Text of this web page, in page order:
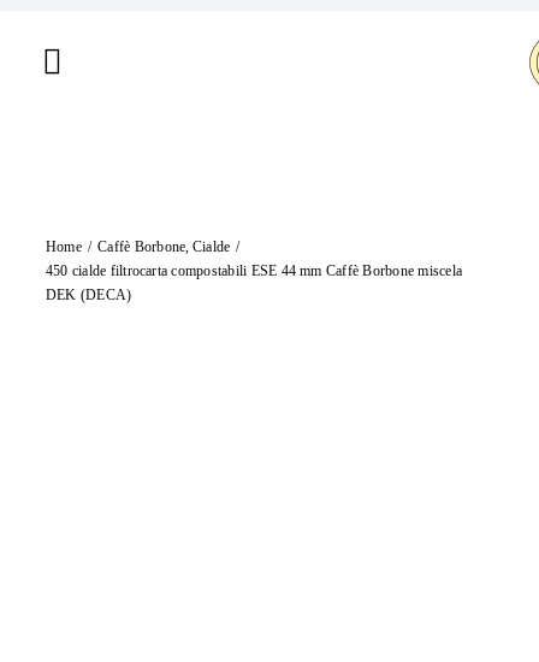
contenutoToggle
Shop
Home Caffè Borbone Cialde
450 cialde filtrocarta compostabili ESE 44 mm Caffè Borbone miscela
DEK (DECA)